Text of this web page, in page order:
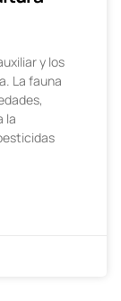
y los
La fauna
la